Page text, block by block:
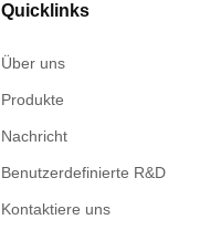
Quicklinks
Über uns
Produkte
Nachricht
Benutzerdefinierte R&D
Kontaktiere uns